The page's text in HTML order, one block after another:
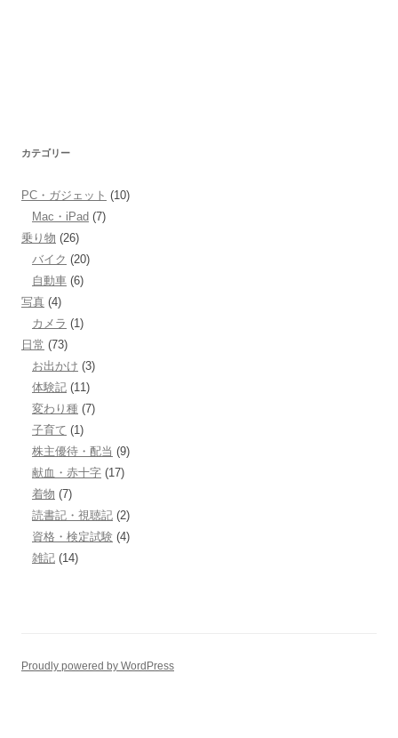
カテゴリー
PC・ガジェット (10)
Mac・iPad (7)
乗り物 (26)
バイク (20)
自動車 (6)
写真 (4)
カメラ (1)
日常 (73)
お出かけ (3)
体験記 (11)
変わり種 (7)
子育て (1)
株主優待・配当 (9)
献血・赤十字 (17)
着物 (7)
読書記・視聴記 (2)
資格・検定試験 (4)
雑記 (14)
Proudly powered by WordPress